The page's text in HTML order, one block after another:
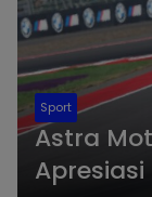
Sport
Astra